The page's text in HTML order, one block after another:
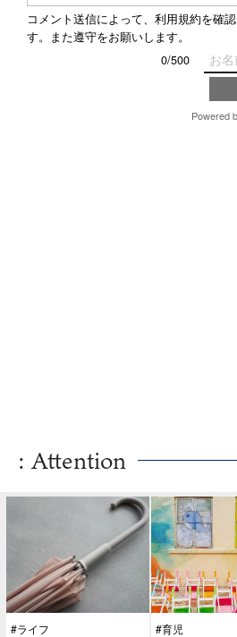
: Attention
#ライフ #育児